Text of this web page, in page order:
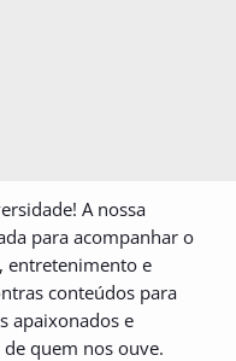
A nossa
para acompanhar o
entretenimento e
conteúdos para
apaixonados e
quem nos ouve.